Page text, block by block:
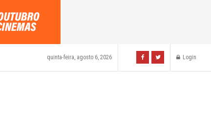
quinta-feira, agosto 6, 2026 Login